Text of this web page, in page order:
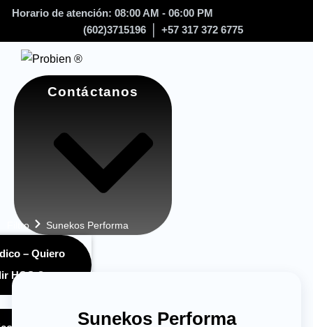
Horario de atención: 08:00 AM - 06:00 PM
(602)3715196
+57 317 372 6775
Contáctanos
– Quiero
HQS ®
Filtro Sunekos Performa
Sunekos Performa